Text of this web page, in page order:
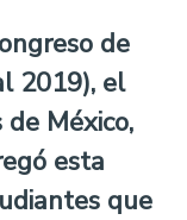
de
2019), el
México,
esta
que